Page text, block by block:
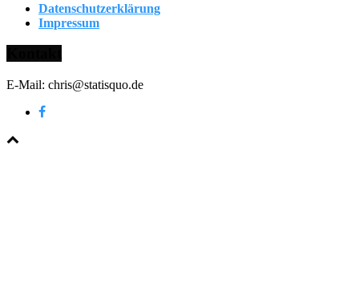
Datenschutzerklärung
Impressum
E-Mail: chris@statisquo.de